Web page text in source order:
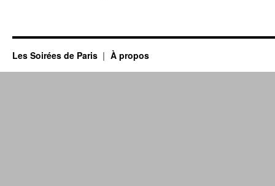
Les Soirées de Paris À propos